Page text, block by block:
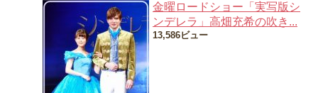
金曜ロードショー「実写版シ
ンデレラ」高畑充希の吹き...
13,586ビュー